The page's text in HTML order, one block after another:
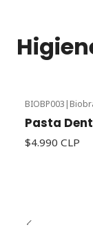
BIOBP003 |
Pasta
$4.990 CLP